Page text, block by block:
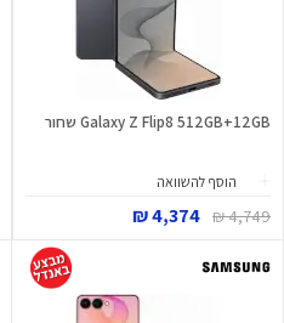
Galaxy Z Flip8 512GB+12GB שחור
הוסף להשוואה
4,749 ₪
4,374 ₪